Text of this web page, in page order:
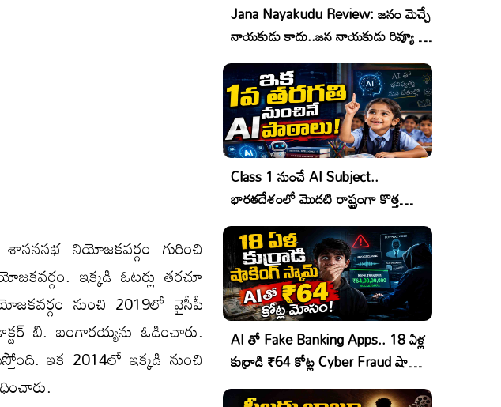
నియోజకవర్గం గురించి
ఇక్కడి ఓటర్లు తరచూ
నుంచి 2019లో వైసీపీ
బి. బంగారయ్యను ఓడించారు.
ఇక 2014లో ఇక్కడి నుంచి
Jana Nayakudu Review: జనం మెచ్చే
నాయకుడు కాదు..జన నాయకుడు రివ్యూ &
రేటింగ్!
Class 1 నుంచే AI Subject..
భారతదేశంలో మొదటి రాష్ట్రంగా కొత్త
చరిత్ర!
AI తో Fake Banking Apps.. 18 ఏళ్ల
కుర్రాడి ₹64 కోట్ల Cyber Fraud షాకింగ్
ఆపరేషన్!